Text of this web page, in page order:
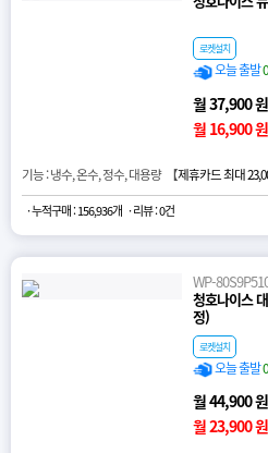
로켓설치
오늘 출발
월 37,900 원
월 16,900 원
기능 : 냉수, 온수, 정수, 대용량 【제휴카드 최대
· 누적구매 : 156,936개 · 리뷰 : 0건
WP-
청호나이스
정)
로켓설치
오늘 출발
월 44,900 원
월 23,900 원